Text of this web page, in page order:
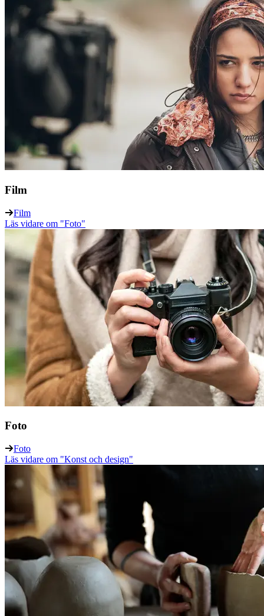
Film
Film
Läs vidare om "Foto"
Foto
Foto
Läs vidare om "Konst och design"